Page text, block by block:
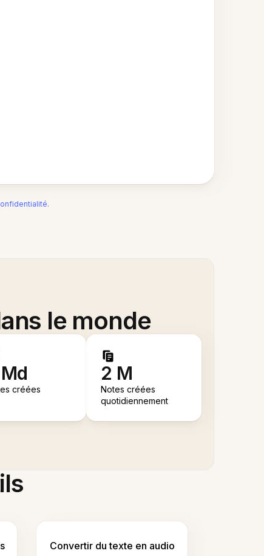
.
le monde
créées
2 M
Notes créées
quotidiennement
Convertir du texte en audio